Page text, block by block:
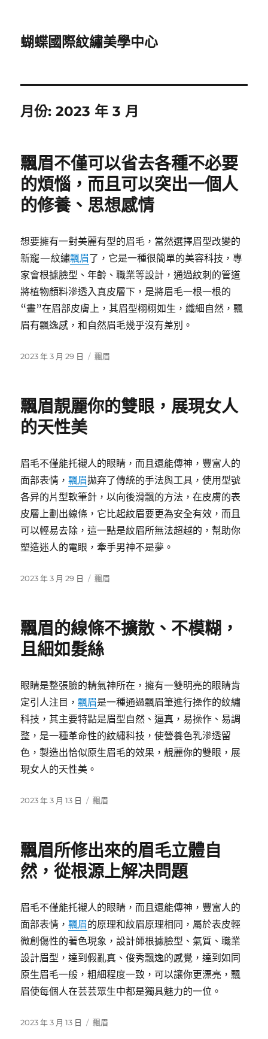
蝴蝶國際紋繡美學中心
月份:2023 年 3 月
飄眉不僅可以省去各種不必要
的煩惱，而且可以突出一個人
的修養、思想感情
想要擁有一對美麗有型的眉毛，當然選擇眉型改變的
新寵—紋繡飄眉了，它是一種很簡單的美容科技，專
家會根據臉型、年齡、職業等設計，通過紋刺的管道
將植物顏料滲透入真皮層下，是將眉毛一根一根的
“畫”在眉部皮膚上，其眉型栩栩如生，纖細自然，飄
眉有飄逸感，和自然眉毛幾乎沒有差別。
發
2023 年 3 月 29 日
分
飄眉
飄眉靚麗你的雙眼，展現女人
的天性美
眉毛不僅能托襯人的眼睛，而且還能傳神，豐富人的
面部表情，飄眉拋弃了傳統的手法與工具，使用型號
各异的片型軟筆針，以向後滑飄的方法，在皮膚的表
皮層上劃出線條，它比起紋眉要更為安全有效，而且
可以輕易去除，這一點是紋眉所無法超越的，幫助你
塑造迷人的電眼，牽手男神不是夢。
發
2023 年 3 月 29 日
分
飄眉
飄眉的線條不擴散、不模糊，
且細如髮絲
眼睛是整張臉的精氣神所在，擁有一雙明亮的眼睛肯
定引人注目，飄眉是一種通過飄眉筆進行操作的紋繡
科技，其主要特點是眉型自然、逼真，易操作、易調
整，是一種革命性的紋繡科技，使營養色乳滲透留
色，製造出恰似原生眉毛的效果，靚麗你的雙眼，展
現女人的天性美。
發
2023 年 3 月 13 日
分
飄眉
飄眉所修出來的眉毛立體自
然，從根源上解决問題
眉毛不僅能托襯人的眼睛，而且還能傳神，豐富人的
面部表情，飄眉的原理和紋眉原理相同，屬於表皮輕
微創傷性的著色現象，設計師根據臉型、氣質、職業
設計眉型，達到假亂真、俊秀飄逸的感覺，達到如同
原生眉毛一般，粗細程度一致，可以讓你更漂亮，飄
眉使每個人在芸芸眾生中都是獨具魅力的一位。
發
2023 年 3 月 13 日
分
飄眉